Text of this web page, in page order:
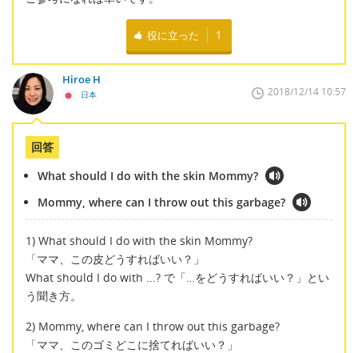
役に立った 1
Hiroe H
日本 2018/12/14 10:57
回答
What should I do with the skin Mommy?
Mommy, where can I throw out this garbage?
1) What should I do with the skin Mommy?
「ママ、この皮どうすればいい？」
What should I do with ...? で「…をどうすればいい？」とい
う聞き方。
2) Mommy, where can I throw out this garbage?
「ママ、このゴミどこに捨てればいい？」